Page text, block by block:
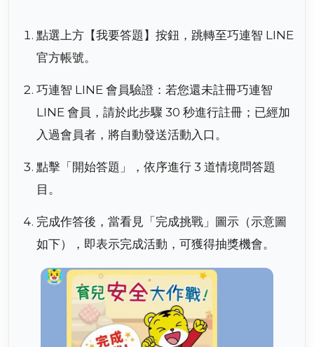
點選上方【我要答題】按鈕，跳轉至巧連智 LINE
官方帳號。
巧連智 LINE 會員驗證：若您還未註冊巧連智
LINE 會員，請於此步驟 30 秒進行註冊；已經加
入過會員者，將自動發送活動入口。
點擊「開始答題」，依序進行 3 道情境問答題
目。
完成作答後，當看見「完成挑戰」圖示（示意圖
如下），即表示完成活動，可獲得抽獎機會。